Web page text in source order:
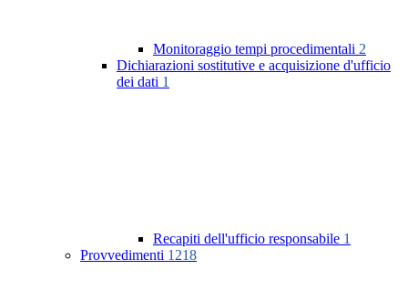
Monitoraggio tempi procedimentali 2
Dichiarazioni sostitutive e acquisizione d'ufficio
dei dati 1
Recapiti dell'ufficio responsabile 1
Provvedimenti 1218